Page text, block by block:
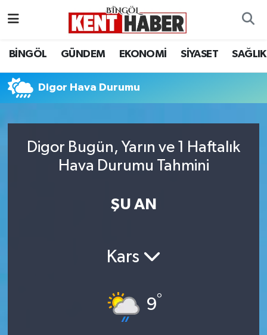
BİNGÖL GÜNDEM EKONOMİ SİYASET SAĞLIK
Digor Hava Durumu
Digor Bugün, Yarın ve 1 Haftalık
Hava Durumu Tahmini
ŞU AN
Kars
9°
BİLİM-TEKNOLOJİ
DÜNYA
EKONOMİ
Bingöl Hava Durumu
Bingöl Namaz Vakitleri
Süper Lig Puan Durumu ve Fikstür